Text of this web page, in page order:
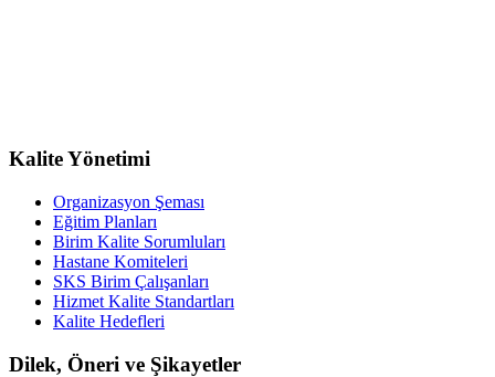
Kalite Yönetimi
Organizasyon Şeması
Eğitim Planları
Birim Kalite Sorumluları
Hastane Komiteleri
SKS Birim Çalışanları
Hizmet Kalite Standartları
Kalite Hedefleri
Dilek, Öneri ve Şikayetler